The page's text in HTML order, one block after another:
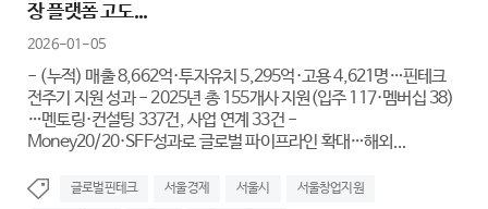
장 플랫폼 고도...
2026-01-05
- (누적) 매출 8,662억·투자유치 5,295억·고용 4,621명…핀테크
전주기 지원 성과 - 2025년 총 155개사 지원(입주 117·멤버십 38)
…멘토링·컨설팅 337건, 사업 연계 33건 -
Money20/20·SFF성과로 글로벌 파이프라인 확대…해외...
글로벌핀테크 서울경제 서울시 서울창업지원